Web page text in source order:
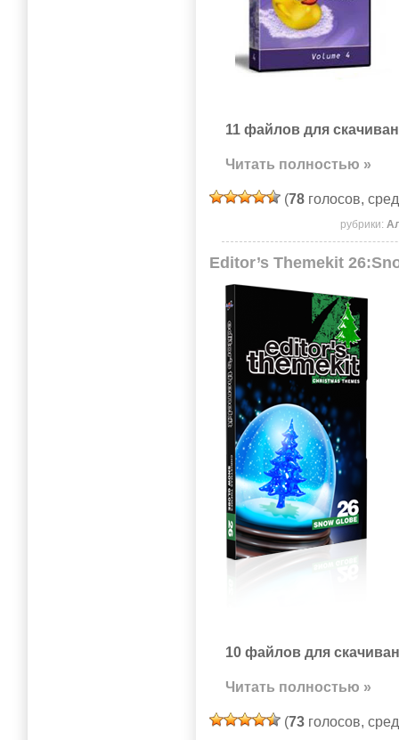
11 файлов для
Читать полностью »
(78 голосов,
рубрики:
Editor’s Themekit
10 файлов для
Читать полностью »
(73 голосов,